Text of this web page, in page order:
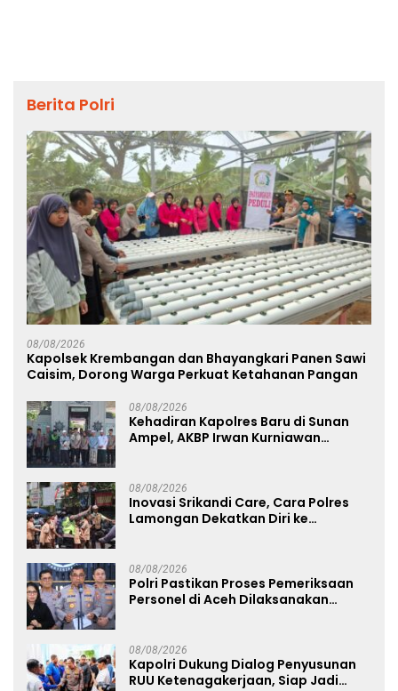
Berita Polri
08/08/2026
Kapolsek Krembangan dan Bhayangkari Panen Sawi
Caisim, Dorong Warga Perkuat Ketahanan Pangan
08/08/2026
Kehadiran Kapolres Baru di Sunan
Ampel, AKBP Irwan Kurniawan
08/08/2026
Inovasi Srikandi Care, Cara Polres
Lamongan Dekatkan Diri ke
08/08/2026
Polri Pastikan Proses Pemeriksaan
Personel di Aceh Dilaksanakan
08/08/2026
Kapolri Dukung Dialog Penyusunan
RUU Ketenagakerjaan, Siap Jadi